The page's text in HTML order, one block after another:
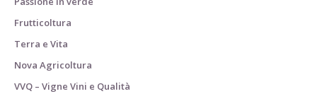
Frutticoltura
Terra e Vita
Nova Agricoltura
VVQ – Vigne Vini e Qualità